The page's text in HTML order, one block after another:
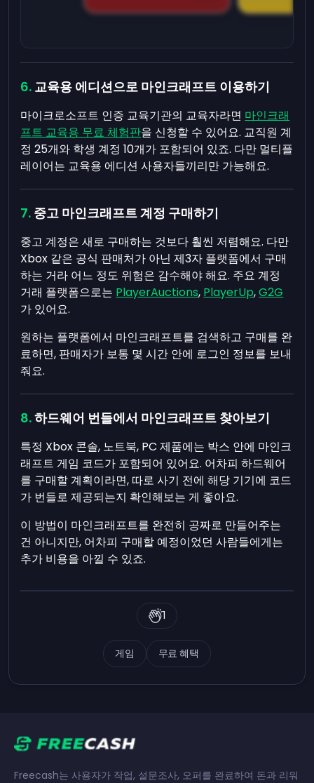
교육용 에디션으로 마인크래프트 이용하기
마이크로소프트 인증 교육기관의 교육자라면 마인크래
프트 교육용 무료 체험판을 신청할 수 있어요. 교직원 계
정 25개와 학생 계정 10개가 포함되어 있죠. 다만 멀티플
레이어는 교육용 에디션 사용자들끼리만 가능해요.
중고 마인크래프트 계정 구매하기
중고 계정은 새로 구매하는 것보다 훨씬 저렴해요. 다만
Xbox 같은 공식 판매처가 아닌 제3자 플랫폼에서 구매
하는 거라 어느 정도 위험은 감수해야 해요. 주요 계정
거래 플랫폼으로는 PlayerAuctions, PlayerUp,G2G
가 있어요.
원하는 플랫폼에서 마인크래프트를 검색하고 구매를 완
료하면, 판매자가 보통 몇 시간 안에 로그인 정보를 보내
줘요.
하드웨어 번들에서 마인크래프트 찾아보기
특정 Xbox 콘솔, 노트북, PC 제품에는 박스 안에 마인크
래프트 게임 코드가 포함되어 있어요. 어차피 하드웨어
를 구매할 계획이라면, 따로 사기 전에 해당 기기에 코드
가 번들로 제공되는지 확인해보는 게 좋아요.
이 방법이 마인크래프트를 완전히 공짜로 만들어주는
건 아니지만, 어차피 구매할 예정이었던 사람들에게는
추가 비용을 아낄 수 있죠.
게임 무료 혜택
1
Freecash는 사용자가 작업, 설문조사, 오퍼를 완료하여 돈과 리워